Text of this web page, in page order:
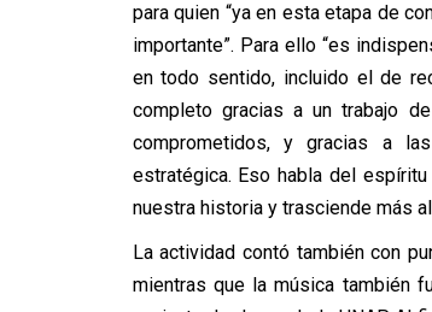
para quien “ya en esta etapa de
importante”. Para ello “es
en todo sentido, incluido el de
completo gracias a un trabajo
comprometidos, y gracias a
estratégica. Eso habla del
nuestra historia y trasciende más
La actividad contó también con
mientras que la música también